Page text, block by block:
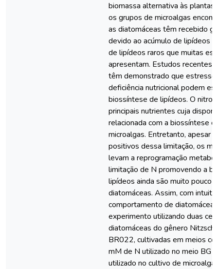
biomassa alternativa às
os grupos de microalgas
as diatomáceas têm recebido
devido ao acúmulo de lipídeos
de lipídeos raros que muitas
apresentam. Estudos recentes
têm demonstrado que
deficiência nutricional podem
biossíntese de lipídeos. O
principais nutrientes cuja
relacionada com a biossíntese
microalgas. Entretanto, apesar
positivos dessa limitação, os
levam a reprogramação
limitação de N promovendo a
lipídeos ainda são muito pouco
diatomáceas. Assim, com
comportamento de
experimento utilizando duas
diatomáceas do gênero
BR022, cultivadas em meios
mM de N utilizado no meio
utilizado no cultivo de